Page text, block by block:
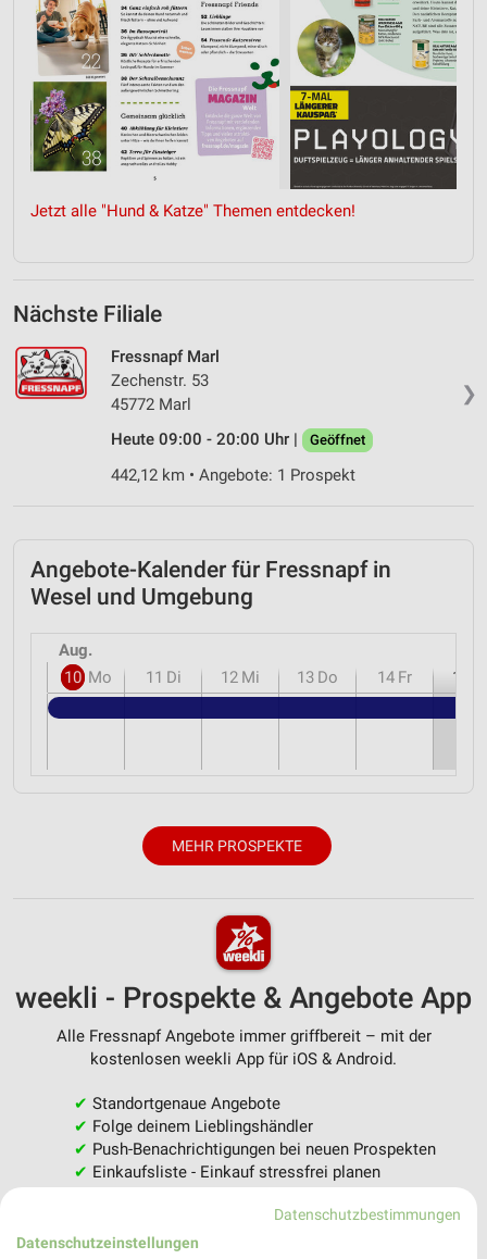
Jetzt alle "Hund & Katze" Themen entdecken!
Nächste Filiale
❯
Fressnapf Marl
Zechenstr. 53
45772 Marl
Heute 09:00 - 20:00 Uhr |
Geöffnet
442,12 km • Angebote: 1 Prospekt
Angebote-Kalender für Fressnapf in
Wesel und Umgebung
Aug.
10 Mo 11 Di 12 Mi 13 Do 14 Fr 15
MEHR PROSPEKTE
weekli - Prospekte & Angebote App
Alle Fressnapf Angebote immer griffbereit – mit der
kostenlosen weekli App für iOS & Android.
✔ Standortgenaue Angebote
✔ Folge deinem Lieblingshändler
✔ Push-Benachrichtigungen bei neuen Prospekten
✔ Einkaufsliste - Einkauf stressfrei planen
JETZT LADEN UND SPAREN!
Datenschutzbestimmungen
Datenschutzeinstellungen